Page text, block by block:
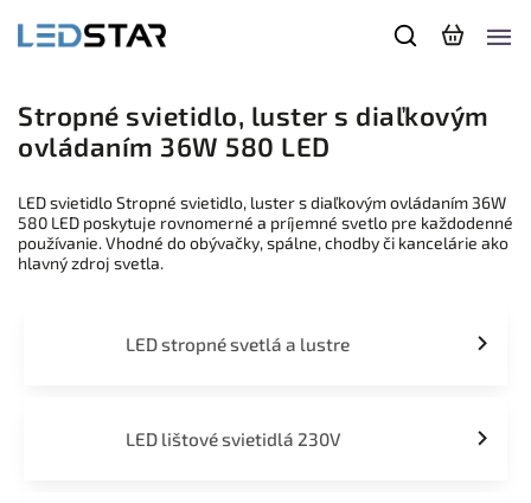
Stropné svietidlo, luster s diaľkovým
ovládaním 36W 580 LED
LED svietidlo Stropné svietidlo, luster s diaľkovým ovládaním 36W
580 LED poskytuje rovnomerné a príjemné svetlo pre každodenné
používanie. Vhodné do obývačky, spálne, chodby či kancelárie ako
hlavný zdroj svetla.
LED stropné svetlá a lustre
LED lištové svietidlá 230V